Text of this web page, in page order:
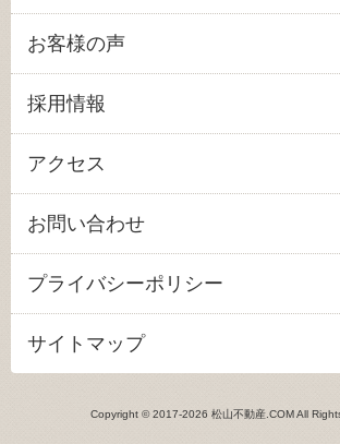
お客様の声
採用情報
アクセス
お問い合わせ
プライバシーポリシー
サイトマップ
Copyright © 2017-2026 松山不動産.COM All